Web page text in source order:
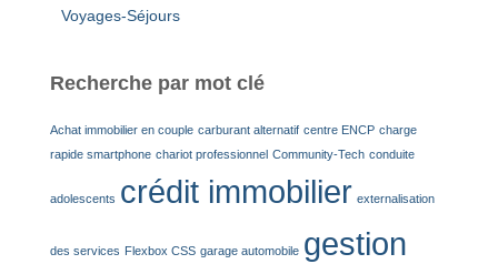
Voyages-Séjours
Recherche par mot clé
Achat immobilier en couple carburant alternatif centre ENCP charge
rapide smartphone chariot professionnel Community-Tech conduite
adolescents crédit immobilier externalisation
des services Flexbox CSS garage automobile gestion